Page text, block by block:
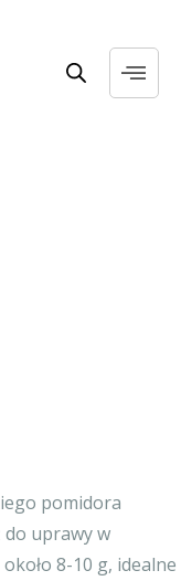
pomidora
uprawy w
8-10 g, idealne